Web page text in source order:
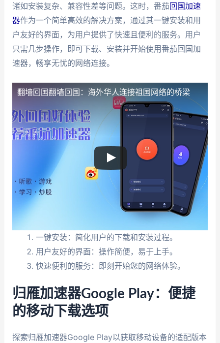
诸如安装复杂、兼容性差等问题。这时，番茄回国加速
器作为一个简单高效的解决方案，通过其一键安装和用
户友好的界面，为用户提供了快速且便利的服务。用户
只需几步操作，即可下载、安装并开始使用番茄回国加
速器，畅享无忧的网络连接。
翻墙回国翻墙回国：海外华人连接祖国网络的桥梁
一键安装：简化用户的下载和安装过程。
用户友好的界面：操作简便，易于上手。
快速便利的服务：即刻开始您的网络体验。
归雁加速器Google Play：便捷
的移动下载选项
探索归雁加速器Google Play以获取移动设备的适配版本